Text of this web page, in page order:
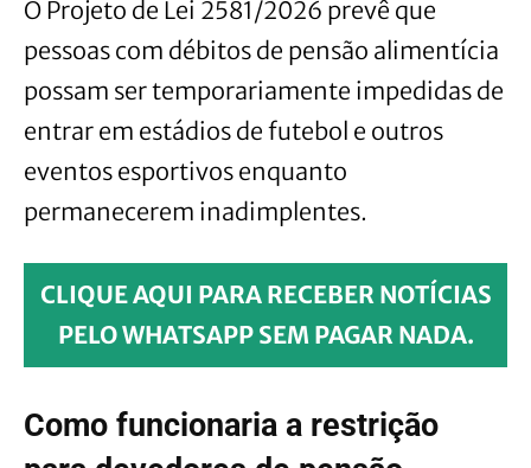
O Projeto de Lei 2581/2026 prevê que
pessoas com débitos de pensão alimentícia
possam ser temporariamente impedidas de
entrar em estádios de futebol e outros
eventos esportivos enquanto
permanecerem inadimplentes.
CLIQUE AQUI PARA RECEBER NOTÍCIAS
PELO WHATSAPP SEM PAGAR NADA.
Como funcionaria a restrição